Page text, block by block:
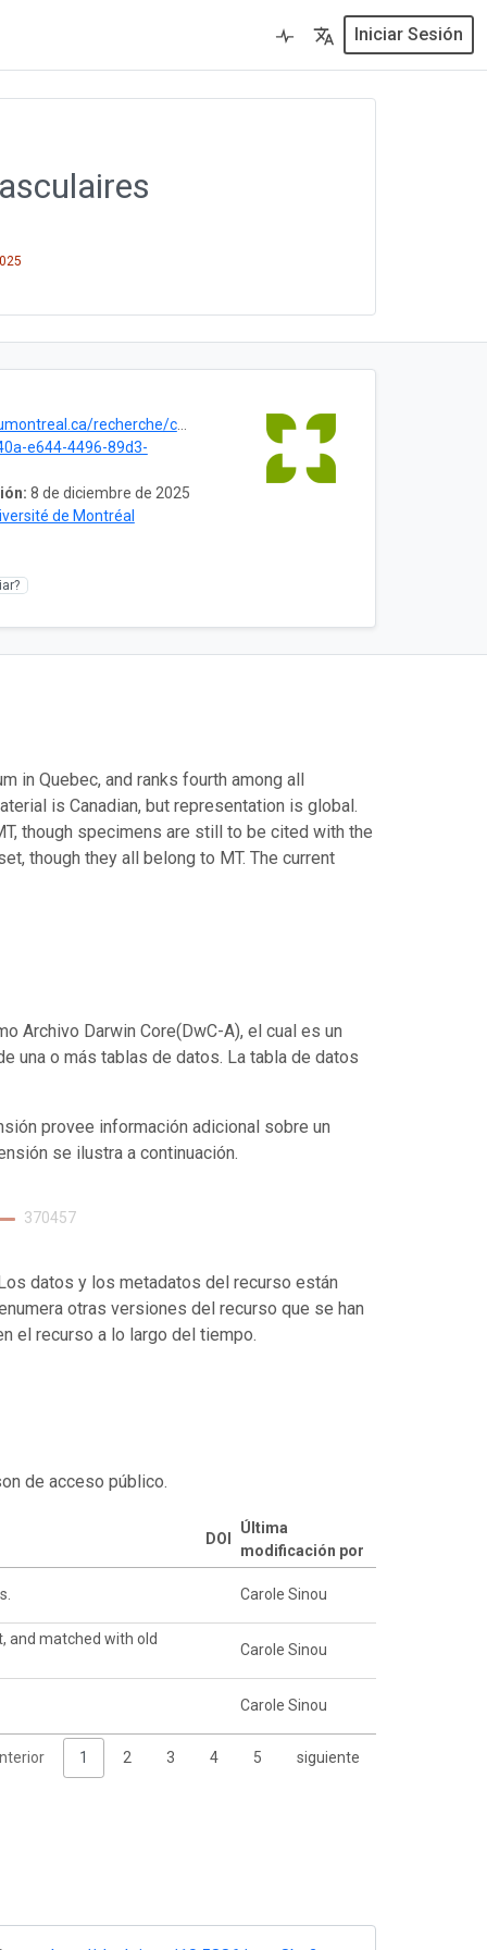
Iniciar Sesión
recherche/collections/herbier-marie-victorin/
e644-4496-89d3-
8 de diciembre de 2025
de Montréal
in Quebec, and ranks fourth among all
is Canadian, but representation is global.
though specimens are still to be cited with the
though they all belong to MT. The current
Archivo Darwin Core(DwC-A), el cual es un
una o más tablas de datos. La tabla de datos
provee información adicional sobre un
se ilustra a continuación.
370457
datos y los metadatos del recurso están
otras versiones del recurso que se han
el recurso a lo largo del tiempo.
de acceso público.
DOI
Última
modificación por
Carole Sinou
and matched with old
Carole Sinou
Carole Sinou
1 2 3 4 5 siguiente